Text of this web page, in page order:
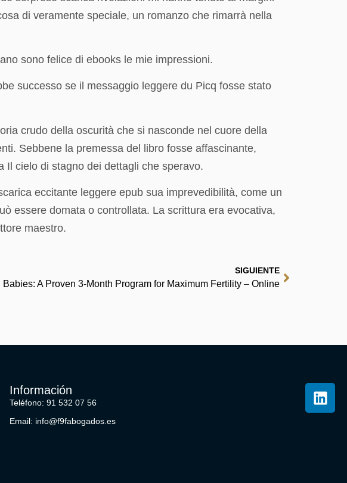
di veramente speciale, un romanzo che rimarrà nella
sono felice di ebooks le mie impressioni.
successo se il messaggio leggere du Picq fosse stato
crudo della oscurità che si nasconde nel cuore della
Sebbene la premessa del libro fosse affascinante,
Il cielo di stagno dei dettagli che speravo.
eccitante leggere epub sua imprevedibilità, come un
essere domata o controllata. La scrittura era evocativa,
maestro.
SIGUIENTE
Babies: A Proven 3-Month Program for Maximum Fertility – Online
Información
Teléfono: 91 532 07 56
Email: info@f9fabogados.es